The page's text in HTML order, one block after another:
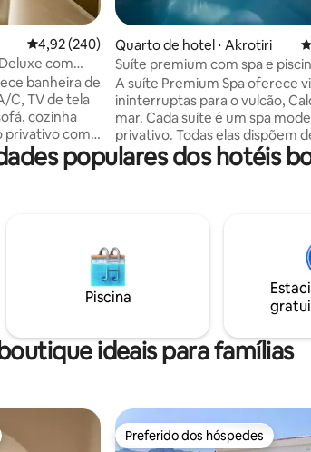
4,92 de uma avaliação média de 5, 240
4,92 (240)
com
banheira de
C, TV de tela
cozinha
privativo com
e produtos
fica a 2,9
mais
de
Quarto de hotel ⋅ Akrotiri
Suíte premium com spa e
mergulho aquecida
A suíte Premium Spa oferece
ininterruptas para o vulcão,
mar. Cada suíte é um spa
privativo. Todas elas dispõem
hamam privativo,
aromaterapia no banheiro,
Muitos serviços estão
serviço de quarto diário com
café da manhã servido em
sua suíte e tratamentos de
de spa mediante solicitação
populares dos hotéis
Piscina
ideais para famílias
Preferido dos hóspedes
Preferido dos hóspedes